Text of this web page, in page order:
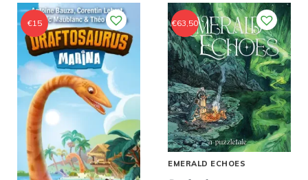
€15
EMERALD ECHOES
€63,50